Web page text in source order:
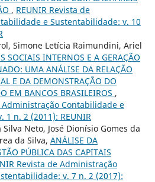
, REUNIR Revista de
e Sustentabilidade: v. 10
Simone Letícia Raimundini, Ariel
SOCIAIS INTERNOS E A GERAÇÃO
UMA ANÁLISE DA RELAÇÃO
E DA DEMONSTRAÇÃO DO
EM BANCOS BRASILEIROS ,
Administração Contabilidade e
n. 2 (2011): REUNIR
Neto, José Dionísio Gomes da
da Silva, ANÁLISE DA
PÚBLICA DAS CAPITAIS
Revista de Administração
v. 7 n. 2 (2017):